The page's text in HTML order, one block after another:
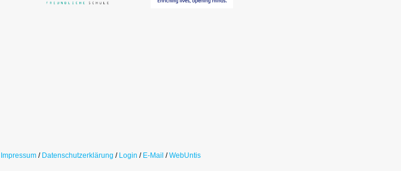
Impressum / Datenschutzerklärung / Login / E-Mail /WebUntis